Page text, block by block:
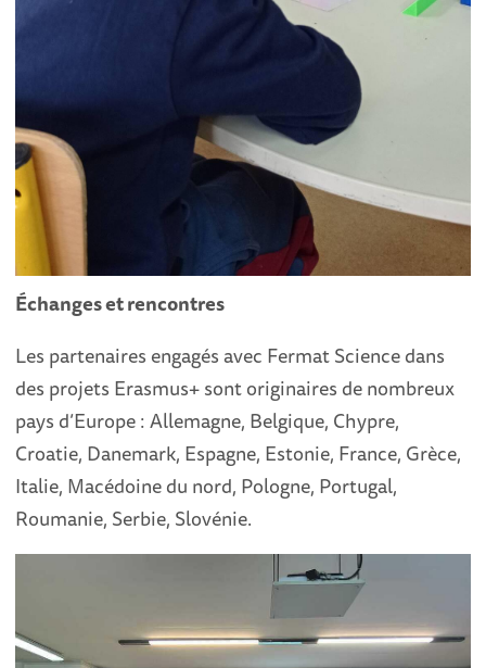
Échanges et rencontres
Les partenaires engagés avec Fermat Science dans
des projets Erasmus+ sont originaires de nombreux
pays d’Europe : Allemagne, Belgique, Chypre,
Croatie, Danemark, Espagne, Estonie, France, Grèce,
Italie, Macédoine du nord, Pologne, Portugal,
Roumanie, Serbie, Slovénie.